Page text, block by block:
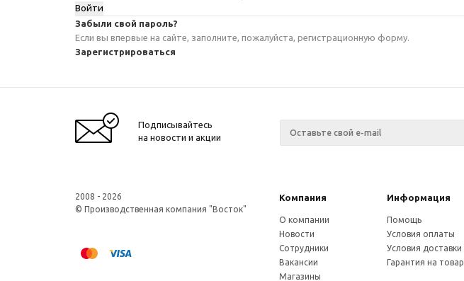
Забыли свой пароль?
Если вы впервые на сайте, заполните, пожалуйста, регистрационную форму.
Зарегистрироваться
Подписывайтесь
на новости и акции
2008 - 2026
© Производственная компания "Восток"
Компания Информация
О компании
Новости
Сотрудники
Вакансии
Магазины
Помощь
Условия оплаты
Условия доставки
Гарантия на товар